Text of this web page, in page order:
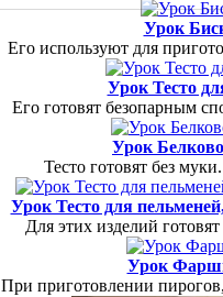
Урок
Его используют для
Урок Тесто
Его готовят безопарным
Урок
Тесто готовят без
Урок Тесто для
Для этих изделий
Урок
При приготовлении